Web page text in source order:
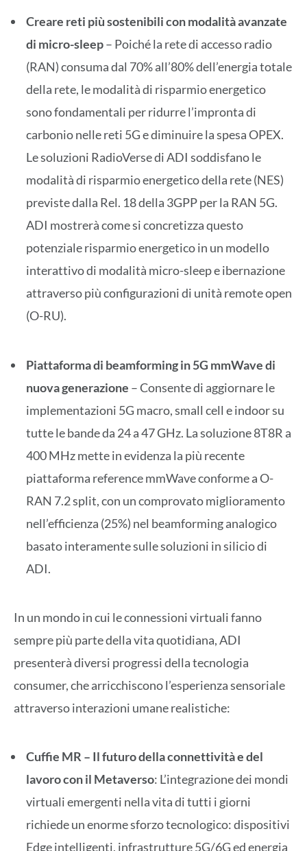
Creare reti più sostenibili con modalità avanzate
di micro-sleep– Poiché la rete di accesso radio
(RAN) consuma dal 70% all’80% dell’energia totale
della rete, le modalità di risparmio energetico
sono fondamentali per ridurre l’impronta di
carbonio nelle reti 5G e diminuire la spesa OPEX.
Le soluzioni RadioVerse di ADI soddisfano le
modalità di risparmio energetico della rete (NES)
previste dalla Rel. 18 della 3GPP per la RAN 5G.
ADI mostrerà come si concretizza questo
potenziale risparmio energetico in un modello
interattivo di modalità micro-sleep e ibernazione
attraverso più configurazioni di unità remote open
(O-RU).
Piattaforma di beamforming in 5G mmWave di
nuova generazione – Consente di aggiornare le
implementazioni 5G macro, small cell e indoor su
tutte le bande da 24 a 47 GHz. La soluzione 8T8R a
400 MHz mette in evidenza la più recente
piattaforma reference mmWave conforme a O-
RAN 7.2 split, con un comprovato miglioramento
nell’efficienza (25%) nel beamforming analogico
basato interamente sulle soluzioni in silicio di
ADI.
In un mondo in cui le connessioni virtuali fanno
sempre più parte della vita quotidiana, ADI
presenterà diversi progressi della tecnologia
consumer, che arricchiscono l’esperienza sensoriale
attraverso interazioni umane realistiche:
Cuffie MR – Il futuro della connettività e del
lavoro con il Metaverso: L’integrazione dei mondi
virtuali emergenti nella vita di tutti i giorni
richiede un enorme sforzo tecnologico: dispositivi
Edge intelligenti, infrastrutture 5G/6G ed energia